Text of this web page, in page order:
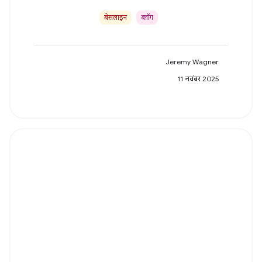
बेसलाइन ब्लॉग
Jeremy Wagner
11 नवंबर 2025